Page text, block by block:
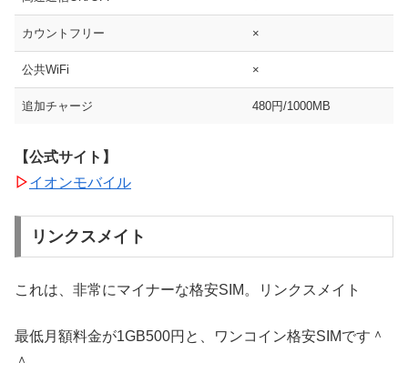
カウントフリー ×
公共WiFi ×
追加チャージ 480円/1000MB
【公式サイト】
▷イオンモバイル
リンクスメイト
これは、非常にマイナーな格安SIM。リンクスメイト
最低月額料金が1GB500円と、ワンコイン格安SIMです＾
＾